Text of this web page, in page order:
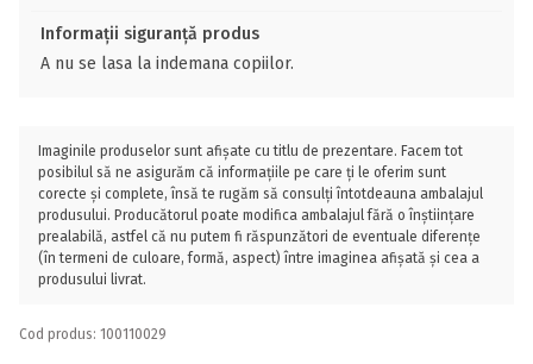
Informații siguranță produs
A nu se lasa la indemana copiilor.
Imaginile produselor sunt afișate cu titlu de prezentare. Facem tot
posibilul să ne asigurăm că informațiile pe care ți le oferim sunt
corecte și complete, însă te rugăm să consulți întotdeauna ambalajul
produsului. Producătorul poate modifica ambalajul fără o înștiințare
prealabilă, astfel că nu putem fi răspunzători de eventuale diferențe
(în termeni de culoare, formă, aspect) între imaginea afișată și cea a
produsului livrat.
Cod produs: 100110029